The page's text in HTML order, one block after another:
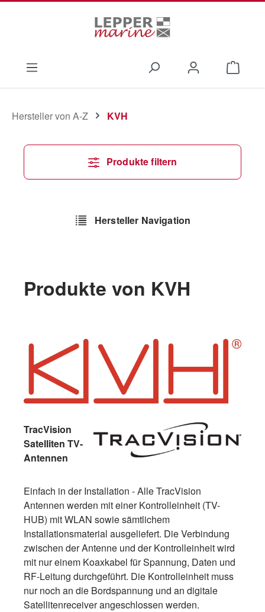
Hersteller von A-Z KVH
Produkte filtern
Hersteller Navigation
Produkte von KVH
TracVision
Satelliten TV-
Antennen
Einfach in der Installation - Alle TracVision
Antennen werden mit einer Kontrolleinheit (TV-
HUB) mit WLAN sowie sämtlichem
Installationsmaterial ausgeliefert. Die Verbindung
zwischen der Antenne und der Kontrolleinheit wird
mit nur einem Koaxkabel für Spannung, Daten und
RF-Leitung durchgeführt. Die Kontrolleinheit muss
nur noch an die Bordspannung und an digitale
Satellitenreceiver angeschlossen werden.